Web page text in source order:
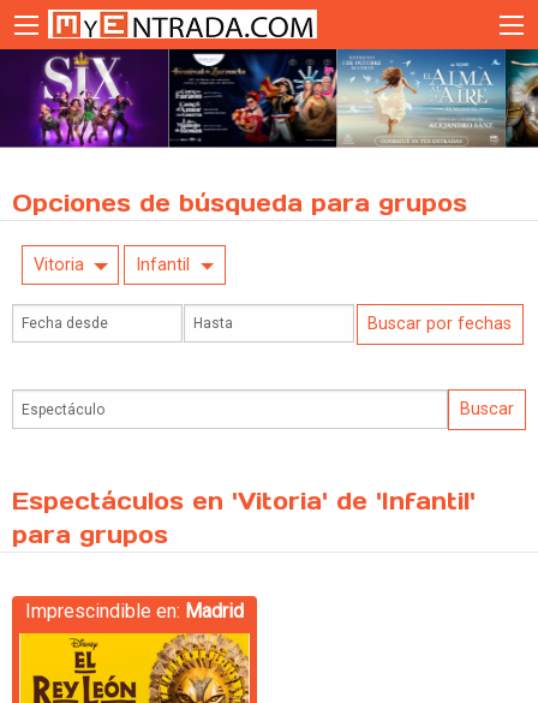
Opciones de búsqueda para grupos
Vitoria Infantil
Espectáculos en 'Vitoria' de 'Infantil'
para grupos
Imprescindible en: Madrid